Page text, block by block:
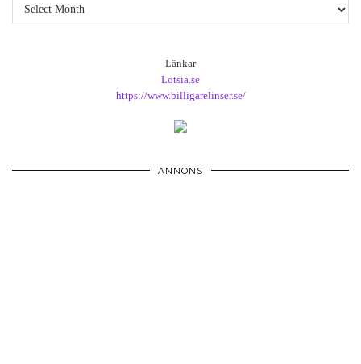
Arkiv
Länkar
Lotsia.se
https://www.billigarelinser.se/
ANNONS